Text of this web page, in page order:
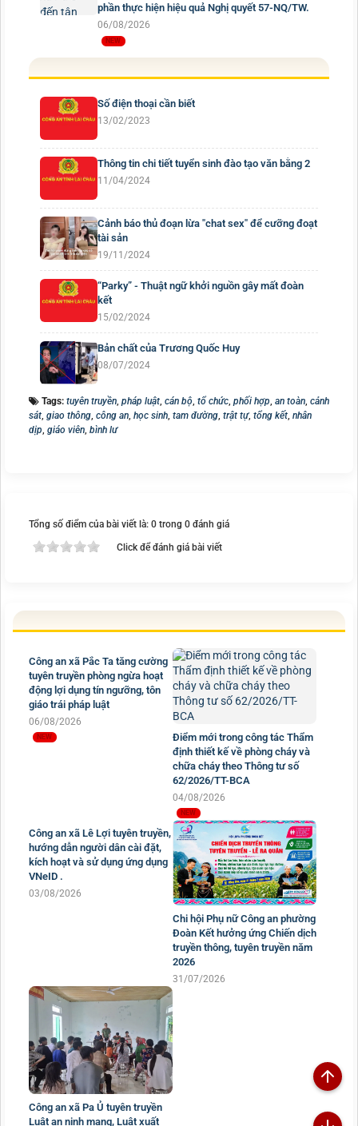
phần thực hiện hiệu quả Nghị quyết 57-NQ/TW.
06/08/2026
Số điện thoại cần biết
13/02/2023
Thông tin chi tiết tuyển sinh đào tạo văn bằng 2
11/04/2024
Cảnh báo thủ đoạn lừa "chat sex" để cưỡng đoạt
tài sản
19/11/2024
“Parky” - Thuật ngữ khởi nguồn gây mất đoàn
kết
15/02/2024
Bản chất của Trương Quốc Huy
08/07/2024
Tags: tuyên truyền, pháp luật, cán bộ, tổ chức, phối hợp, an toàn, cảnh
sát, giao thông, công an, học sinh, tam đường, trật tự, tổng kết, nhân
dịp, giáo viên, bình lư
Tổng số điểm của bài viết là: 0 trong 0 đánh giá
Click để đánh giá bài viết
Công an xã Pắc Ta tăng cường
tuyên truyền phòng ngừa hoạt
động lợi dụng tín ngưỡng, tôn
giáo trái pháp luật
06/08/2026
Điểm mới trong công tác Thẩm
định thiết kế về phòng cháy và
chữa cháy theo Thông tư số
62/2026/TT-BCA
04/08/2026
Công an xã Lê Lợi tuyên truyền,
hướng dẫn người dân cài đặt,
kích hoạt và sử dụng ứng dụng
VNeID .
03/08/2026
Chi hội Phụ nữ Công an phường
Đoàn Kết hưởng ứng Chiến dịch
truyền thông, tuyên truyền năm
2026
31/07/2026
Công an xã Pa Ủ tuyên truyền
Luật an ninh mạng, Luật xuất